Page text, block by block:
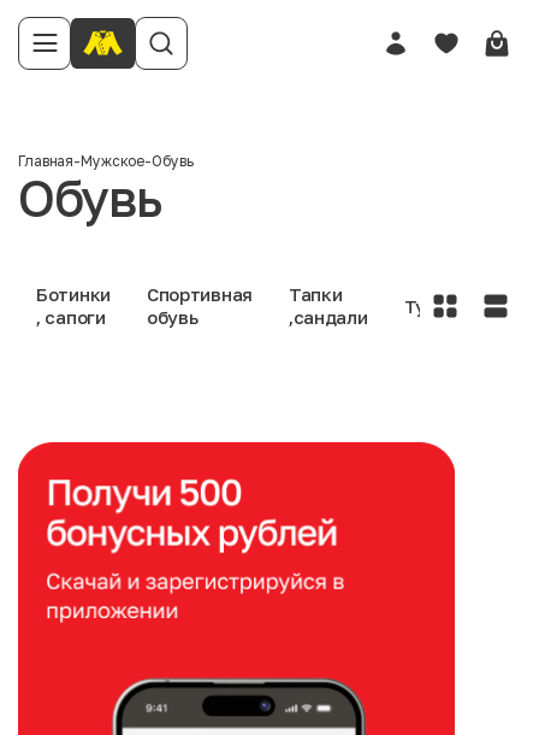
Главная-Мужское-Обувь
Обувь
Ботинки
, сапоги
Спортивная
обувь
Тапки
,сандали
Туфли